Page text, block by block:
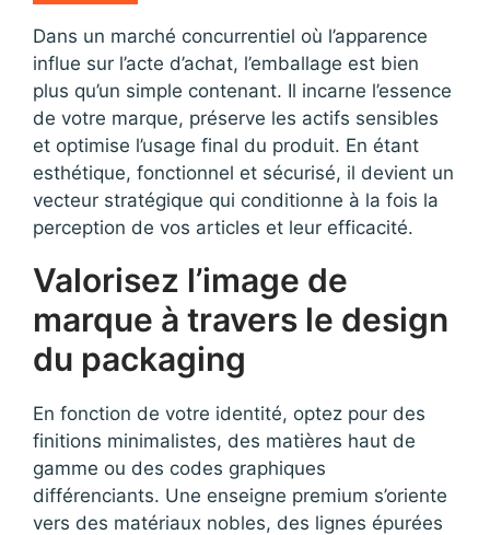
Dans un marché concurrentiel où l’apparence
influe sur l’acte d’achat, l’emballage est bien
plus qu’un simple contenant. Il incarne l’essence
de votre marque, préserve les actifs sensibles
et optimise l’usage final du produit. En étant
esthétique, fonctionnel et sécurisé, il devient un
vecteur stratégique qui conditionne à la fois la
perception de vos articles et leur efficacité.
Valorisez l’image de
marque à travers le design
du packaging
En fonction de votre identité, optez pour des
finitions minimalistes, des matières haut de
gamme ou des codes graphiques
différenciants. Une enseigne premium s’oriente
vers des matériaux nobles, des lignes épurées